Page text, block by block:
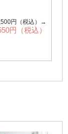
円（税込）→
円（税込）